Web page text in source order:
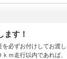
ます！
必ずお付けしてお渡し
ｍ走行以内であれば、